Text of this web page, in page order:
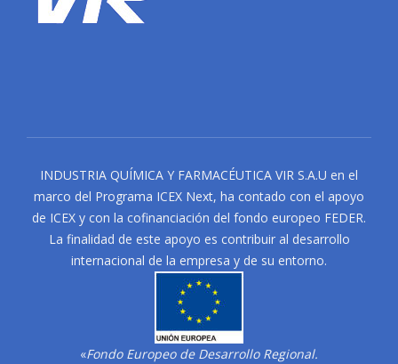
INDUSTRIA QUÍMICA Y FARMACÉUTICA VIR S.A.U en el
marco del Programa ICEX Next, ha contado con el apoyo
de ICEX y con la cofinanciación del fondo europeo FEDER.
La finalidad de este apoyo es contribuir al desarrollo
internacional de la empresa y de su entorno.
«Fondo Europeo de Desarrollo Regional.